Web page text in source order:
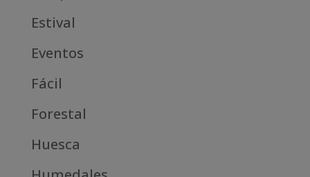
Estival
Eventos
Fácil
Forestal
Huesca